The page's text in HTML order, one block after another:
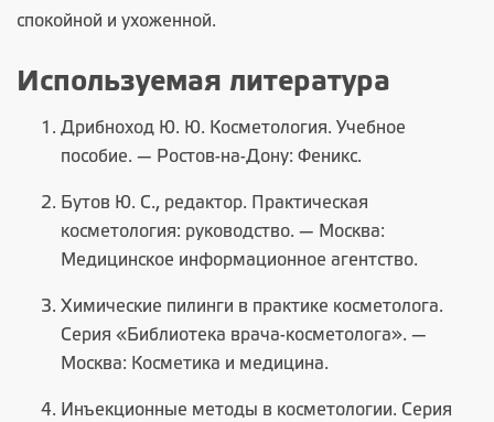
спокойной и ухоженной.
Используемая литература
Дрибноход Ю. Ю. Косметология. Учебное
пособие. — Ростов-на-Дону: Феникс.
Бутов Ю. С., редактор. Практическая
косметология: руководство. — Москва:
Медицинское информационное агентство.
Химические пилинги в практике косметолога.
Серия «Библиотека врача-косметолога». —
Москва: Косметика и медицина.
Инъекционные методы в косметологии. Серия